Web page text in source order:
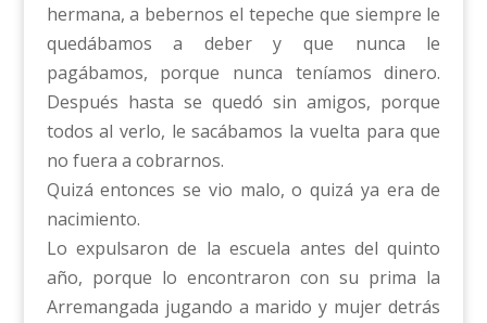
hermana, a bebernos el tepeche que siempre le
quedábamos a deber y que nunca le
pagábamos, porque nunca teníamos dinero.
Después hasta se quedó sin amigos, porque
todos al verlo, le sacábamos la vuelta para que
no fuera a cobrarnos.
Quizá entonces se vio malo, o quizá ya era de
nacimiento.
Lo expulsaron de la escuela antes del quinto
año, porque lo encontraron con su prima la
Arremangada jugando a marido y mujer detrás